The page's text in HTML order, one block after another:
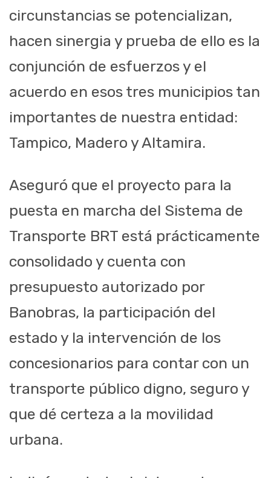
circunstancias se potencializan,
hacen sinergia y prueba de ello es la
conjunción de esfuerzos y el
acuerdo en esos tres municipios tan
importantes de nuestra entidad:
Tampico, Madero y Altamira.
Aseguró que el proyecto para la
puesta en marcha del Sistema de
Transporte BRT está prácticamente
consolidado y cuenta con
presupuesto autorizado por
Banobras, la participación del
estado y la intervención de los
concesionarios para contar con un
transporte público digno, seguro y
que dé certeza a la movilidad
urbana.